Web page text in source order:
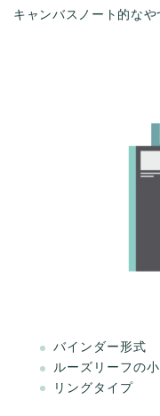
キャンバスノート的なや
バインダー形式
ルーズリーフの
リングタイプ